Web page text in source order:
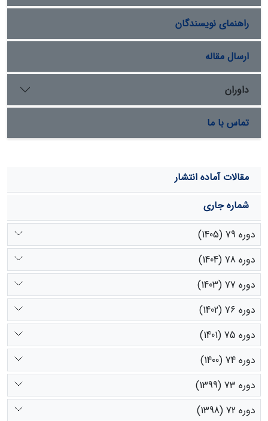
شاخص‏های بررسی‌شده در ماه‌های مختلف در سطح 1 درصد
دارای اختلاف معنی‏دار بودند. این مطالعه نشان داد عوامل
محیطی، از قبیل تغییرات فصلی و، در نتیجه، تغییرات دمایی
ناشی از آن، یکی از عواملِ مهمِ مؤثر در رفتار چرایی
دام‌هاست.
راهنمای نویسندگان
ارسال مقاله
داوران
تماس با ما
مقالات آماده انتشار
شماره جاری
دوره 79 (1405)
دوره 78 (1404)
دوره 77 (1403)
دوره 76 (1402)
دوره 75 (1401)
دوره 74 (1400)
دوره 73 (1399)
دوره 72 (1398)